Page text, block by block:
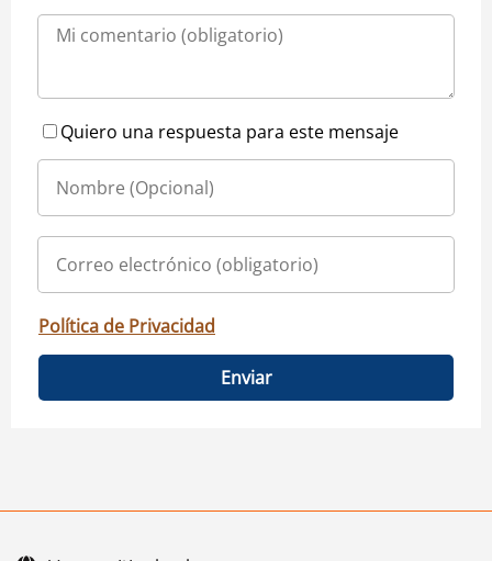
Quiero una respuesta para este mensaje
Política de Privacidad
Enviar